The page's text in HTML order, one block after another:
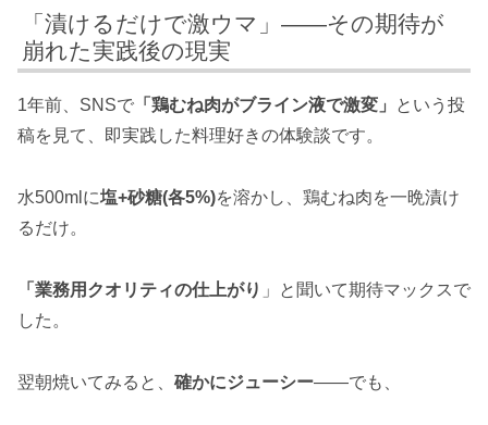
「漬けるだけで激ウマ」——その期待が
崩れた実践後の現実
1年前、SNSで 「鶏むね肉がブライン液で激変」
という投
稿を見て、即実践した料理好きの体験談です。
水500mlに塩+砂糖(各5%)を溶かし、鶏むね肉を一晩漬け
るだけ。
「業務用クオリティの仕上がり 」と聞いて期待マックスで
した。
翌朝焼いてみると、 確かにジューシー——でも、